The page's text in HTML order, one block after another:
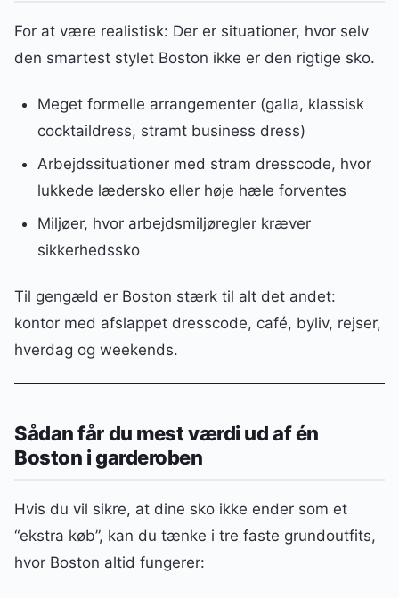
For at være realistisk: Der er situationer, hvor selv
den smartest stylet Boston ikke er den rigtige sko.
Meget formelle arrangementer (galla, klassisk
cocktaildress, stramt business dress)
Arbejdssituationer med stram dresscode, hvor
lukkede lædersko eller høje hæle forventes
Miljøer, hvor arbejdsmiljøregler kræver
sikkerhedssko
Til gengæld er Boston stærk til alt det andet:
kontor med afslappet dresscode, café, byliv, rejser,
hverdag og weekends.
Sådan får du mest værdi ud af én
Boston i garderoben
Hvis du vil sikre, at dine sko ikke ender som et
“ekstra køb”, kan du tænke i tre faste grundoutfits,
hvor Boston altid fungerer: